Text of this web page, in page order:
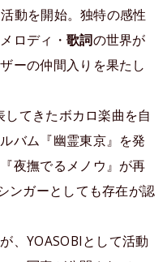
動を開始。独特の感性
ロディ・ 歌詞の世界が
ーの仲間入りを果たし
てきたボカロ楽曲を自
バム『幽霊東京』を発
夜撫でるメノウ』が再
ンガーとしても存在が認
、YOASOBIとして活動